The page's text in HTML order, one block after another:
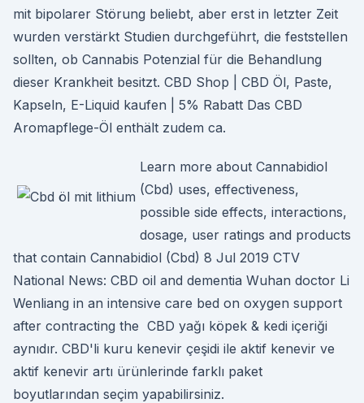
mit bipolarer Störung beliebt, aber erst in letzter Zeit
wurden verstärkt Studien durchgeführt, die feststellen
sollten, ob Cannabis Potenzial für die Behandlung
dieser Krankheit besitzt. CBD Shop | CBD Öl, Paste,
Kapseln, E-Liquid kaufen | 5% Rabatt Das CBD
Aromapflege-Öl enthält zudem ca.
Learn more about Cannabidiol
(Cbd) uses, effectiveness,
possible side effects, interactions,
dosage, user ratings and products
that contain Cannabidiol (Cbd) 8 Jul 2019 CTV
National News: CBD oil and dementia Wuhan doctor Li
Wenliang in an intensive care bed on oxygen support
after contracting the CBD yağı köpek & kedi içeriği
aynıdır. CBD'li kuru kenevir çeşidi ile aktif kenevir ve
aktif kenevir artı ürünlerinde farklı paket
boyutlarından seçim yapabilirsiniz.